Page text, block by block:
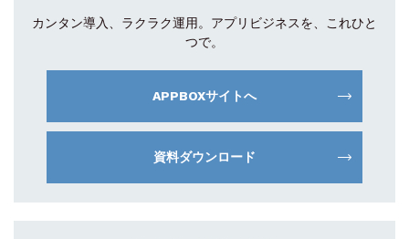
カンタン導入、ラクラク運用。 アプリビジネスを、これひと
つで。
APPBOXサイトへ
資料ダウンロード